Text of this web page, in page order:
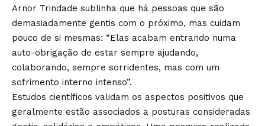
Arnor Trindade sublinha que há pessoas que são
demasiadamente gentis com o próximo, mas cuidam
pouco de si mesmas: “Elas acabam entrando numa
auto-obrigação de estar sempre ajudando,
colaborando, sempre sorridentes, mas com um
sofrimento interno intenso”.
Estudos científicos validam os aspectos positivos que
geralmente estão associados a posturas consideradas